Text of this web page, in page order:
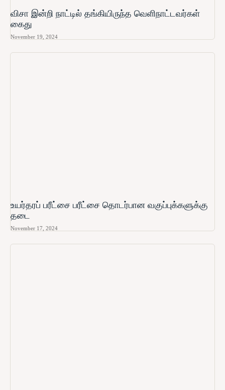
விசா இன்றி நாட்டில் தங்கியிருந்த வெளிநாட்டவர்கள்
கைது
November 19, 2024
உயர்தரப் பரீட்சை பரீட்சை தொடர்பான வகுப்புக்களுக்கு
தடை
November 17, 2024